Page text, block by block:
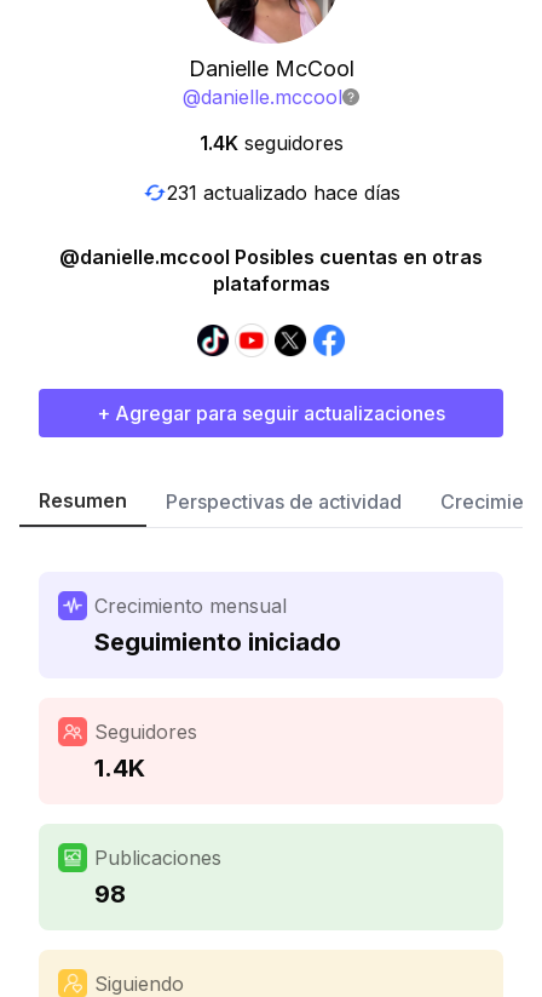
Danielle McCool
@danielle.mccool
1.4K seguidores
231 actualizado hace días
@danielle.mccool Posibles cuentas en otras
plataformas
+ Agregar para seguir actualizaciones
Resumen Perspectivas de actividad
Crecimiento mensual
Seguimiento iniciado
Seguidores
1.4K
Publicaciones
98
Siguiendo